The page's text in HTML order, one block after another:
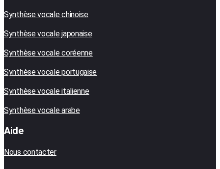
Synthèse vocale chinoise
Synthèse vocale japonaise
Synthèse vocale coréenne
Synthèse vocale portugaise
Synthèse vocale italienne
Synthèse vocale arabe
Aide
Nous contacter